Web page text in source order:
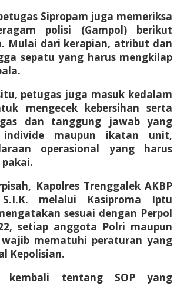
Sipropam juga memeriksa
polisi (Gampol) berikut
Mulai dari kerapian, atribut dan
sepatu yang harus mengkilap
petugas juga masuk kedalam
mengecek kebersihan serta
dan tanggung jawab yang
maupun ikatan unit,
operasional yang harus
Kapolres Trenggalek AKBP
melalui Kasiproma Iptu
sesuai dengan Perpol
setiap anggota Polri maupun
mematuhi peraturan yang
Kepolisian.
kembali tentang SOP yang